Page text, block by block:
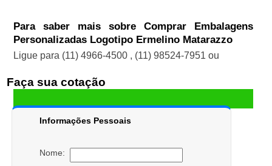
Para saber mais sobre Comprar Embalagens
Personalizadas Logotipo Ermelino Matarazzo
Ligue para (11) 4966-4500 , (11) 98524-7951 ou
Faça sua cotação
Informações Pessoais
Nome: